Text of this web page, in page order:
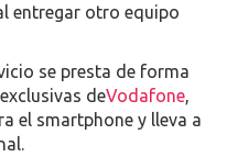
entregar otro equipo
se presta de forma
deVodafone,
el smartphone y lleva a